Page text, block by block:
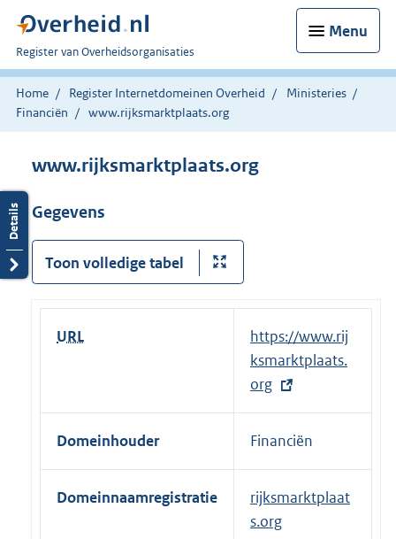
Menu
U
bent
nu
hier:
Register van Overheidsorganisaties
Home Register Internetdomeinen Overheid
Ministeries
Financiën
www.rijksmarktplaats.org
www.rijksmarktplaats.org
Gegevens
Toon volledige tabel
URL
E
x
t
e
r
l
i
https://www.rij
ksmarktplaats.
org
Domeinhouder Financiën
Domeinnaamregistratie
rijksmarktplaat
s.org